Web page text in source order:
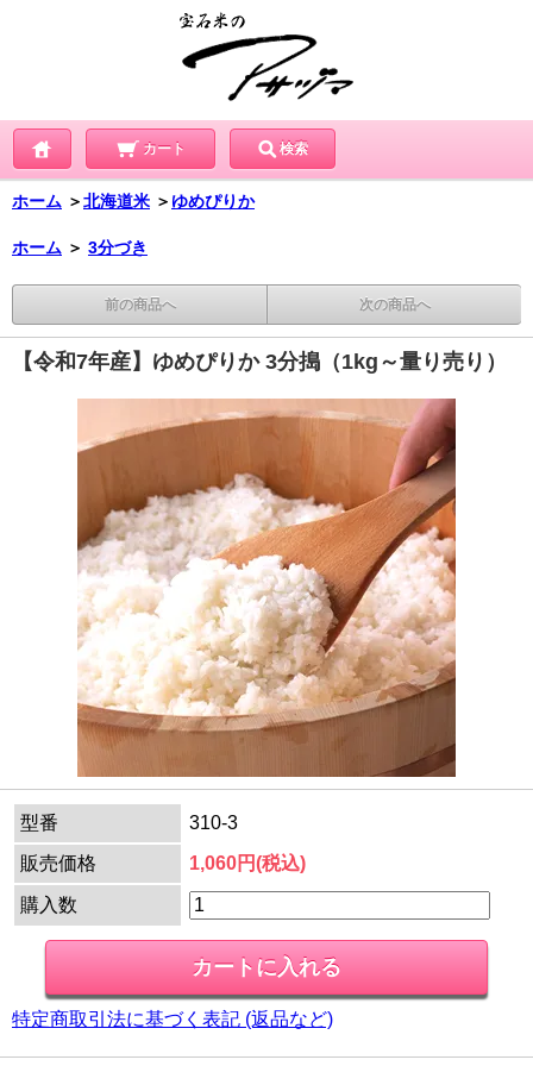
カート 検索
ホーム ＞北海道米 ＞ ゆめぴりか
ホーム ＞ 3分づき
前の商品へ 次の商品へ
【令和7年産】ゆめぴりか 3分搗（1kg～量り売り）
型番
310-3
販売価格
1,060円(税込)
購入数
特定商取引法に基づく表記 (返品など)